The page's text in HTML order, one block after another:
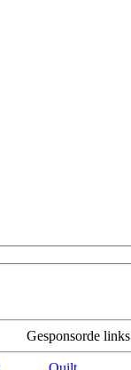
Gesponsorde links